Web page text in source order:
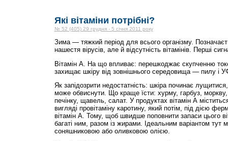
Які вітаміни потрібні?
№ 52 (405) 29 грудня - 5 січня 2011 року
Зима — тяжкий період для всього організму.
нашестя вірусів, але й відсутність вітамінів. Перші
Вітамін А. На що впливає: перешкоджає скупченню
захищає шкіру від зовнішнього середовища — пилу і
Як запідозрити недостатність: шкіра починає
може обвиснути. Що краще їсти: хурму, гарбуз,
печінку, щавель, салат. У продуктах вітамін А
вигляді провітаміну каротину, який потім, під дією
вітамін А. Тому, щоб швидше поповнити запаси цього
багаті ним, разом із жирами. Ідеальним варіантом тут
соняшниковою або оливковою олією.